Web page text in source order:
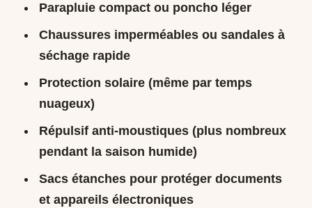
Parapluie compact ou poncho léger
Chaussures imperméables ou sandales à
séchage rapide
Protection solaire (même par temps
nuageux)
Répulsif anti-moustiques (plus nombreux
pendant la saison humide)
Sacs étanches pour protéger documents
et appareils électroniques